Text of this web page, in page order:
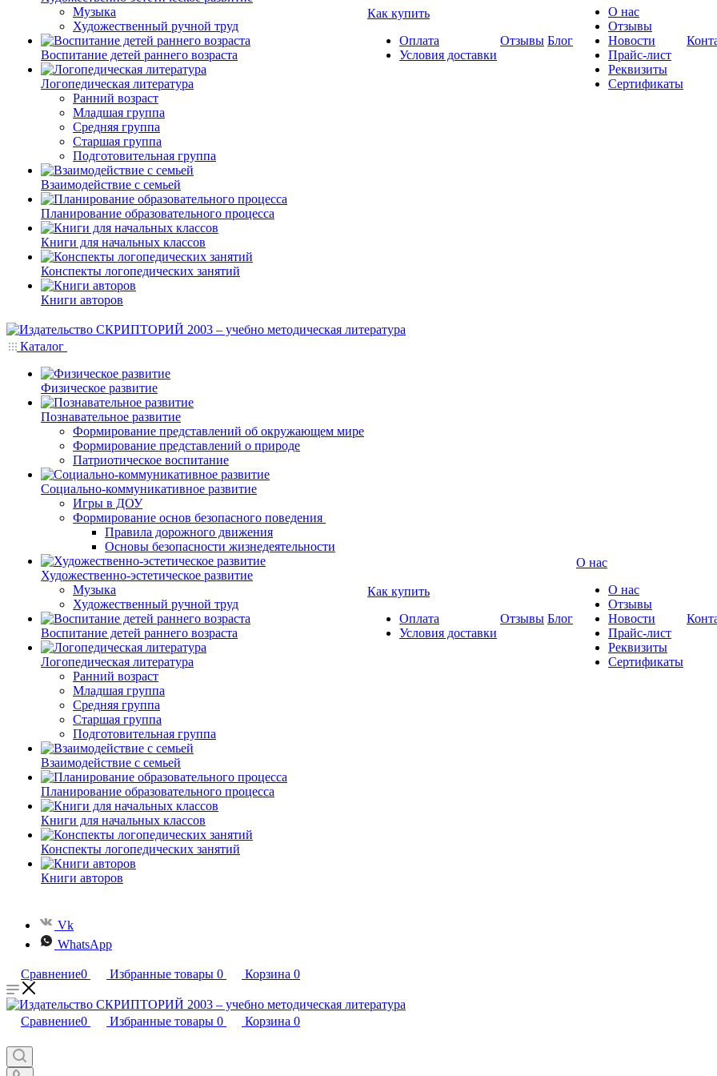
Музыка
Художественный ручной труд
Воспитание детей раннего возраста
Логопедическая литература
Ранний возраст
Младшая группа
Средняя группа
Старшая группа
Подготовительная группа
Взаимодействие с семьей
Планирование образовательного процесса
Книги для начальных классов
Конспекты логопедических занятий
Книги авторов
Как купить
Оплата
Условия доставки
Отзывы Блог
О нас
Отзывы
Новости
Прайс-лист
Реквизиты
Сертификаты
Каталог
Физическое развитие
Познавательное развитие
Формирование представлений об окружающем мире
Формирование представлений о природе
Патриотическое воспитание
Социально-коммуникативное развитие
Игры в ДОУ
Формирование основ безопасного поведения
Правила дорожного движения
Основы безопасности жизнедеятельности
Художественно-эстетическое развитие
Музыка
Художественный ручной труд
Воспитание детей раннего возраста
Логопедическая литература
Ранний возраст
Младшая группа
Средняя группа
Старшая группа
Подготовительная группа
Взаимодействие с семьей
Планирование образовательного процесса
Книги для начальных классов
Конспекты логопедических занятий
Книги авторов
Как купить
Оплата
Условия доставки
Отзывы Блог
О нас
О нас
Отзывы
Новости
Прайс-лист
Реквизиты
Сертификаты
Vk
WhatsApp
Сравнение0 Избранные товары 0 Корзина 0
Сравнение0 Избранные товары 0 Корзина 0